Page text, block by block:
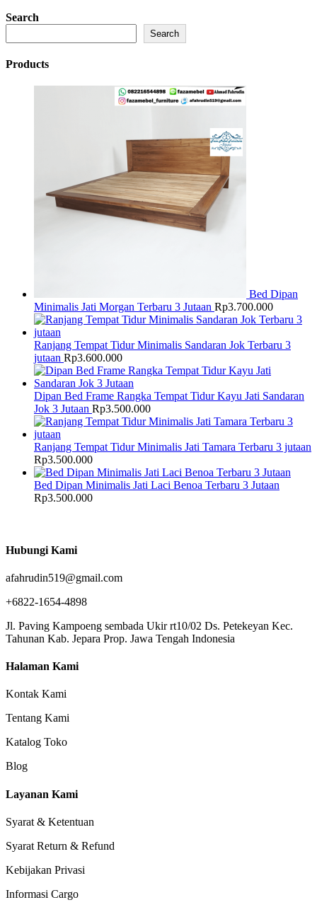
Search
Search
Products
Bed Dipan
Minimalis Jati Morgan Terbaru 3 Jutaan Rp3.700.000
Ranjang Tempat Tidur Minimalis Sandaran Jok Terbaru 3
jutaan Rp3.600.000
Dipan Bed Frame Rangka Tempat Tidur Kayu Jati Sandaran
Jok 3 Jutaan Rp3.500.000
Ranjang Tempat Tidur Minimalis Jati Tamara Terbaru 3 jutaan
Rp3.500.000
Bed Dipan Minimalis Jati Laci Benoa Terbaru 3 Jutaan
Rp3.500.000
Hubungi Kami
afahrudin519@gmail.com
+6822-1654-4898
Jl. Paving Kampoeng sembada Ukir rt10/02 Ds. Petekeyan Kec.
Tahunan Kab. Jepara Prop. Jawa Tengah Indonesia
Halaman Kami
Kontak Kami
Tentang Kami
Katalog Toko
Blog
Layanan Kami
Syarat & Ketentuan
Syarat Return & Refund
Kebijakan Privasi
Informasi Cargo